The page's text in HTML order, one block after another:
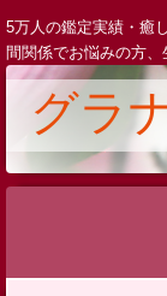
5万人の鑑定実績・癒
間関係でお悩みの方、
グラ